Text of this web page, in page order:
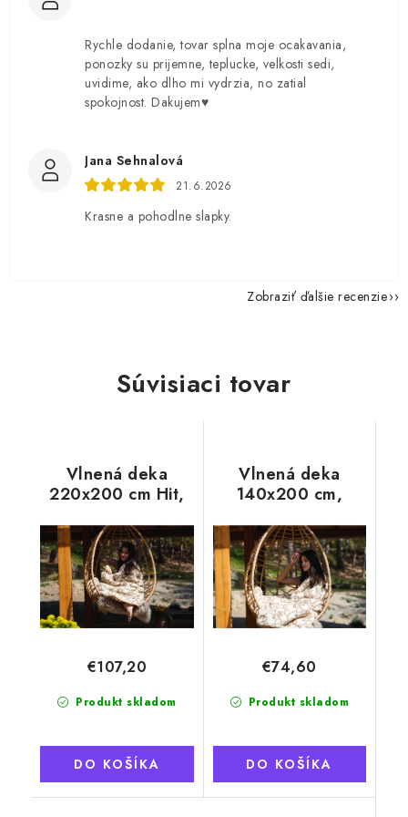
Rychle dodanie, tovar splna moje ocakavania,
ponozky su prijemne, teplucke, velkosti sedi,
uvidime, ako dlho mi vydrzia, no zatial
spokojnost. Dakujem♥️
Jana Sehnalová
21.6.2026
Krasne a pohodlne slapky.
Zobraziť ďalšie recenzie
Súvisiaci tovar
Vlnená deka
220x200 cm Hit,
Produkt skladom
€107,20
DO KOŠÍKA
Vlnená deka
140x200 cm,
Produkt skladom
€74,60
DO KOŠÍKA